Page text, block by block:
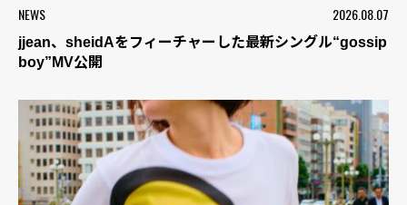
NEWS 2026.08.07
jjean、sheidAをフィーチャーした最新シングル“gossip
boy”MV公開